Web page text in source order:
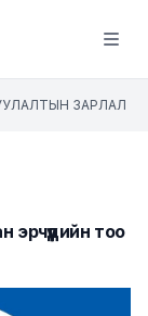
Open
ЗАРЛАЛ
тоо